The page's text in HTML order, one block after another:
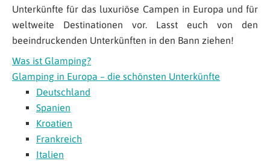
Unterkünfte für das luxuriöse Campen in Europa und für
weltweite Destinationen vor. Lasst euch von den
beeindruckenden Unterkünften in den Bann ziehen!
Was ist Glamping?
Glamping in Europa – die schönsten Unterkünfte
Deutschland
Spanien
Kroatien
Frankreich
Italien